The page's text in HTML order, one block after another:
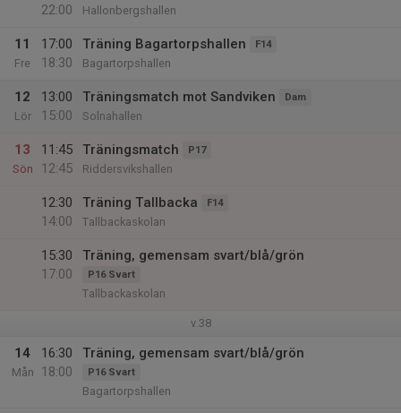
22:00
Hallonbergshallen
11
Fre
17:00
18:30
Träning Bagartorpshallen F14
Bagartorpshallen
12
Lör
13:00
15:00
Träningsmatch mot Sandviken Dam
Solnahallen
13
Sön
11:45
12:45
Träningsmatch P17
Riddersvikshallen
12:30
14:00
Träning Tallbacka F14
Tallbackaskolan
15:30
17:00
Träning, gemensam svart/blå/grön
P16 Svart
Tallbackaskolan
v.38
14
Mån
16:30
18:00
Träning, gemensam svart/blå/grön
P16 Svart
Bagartorpshallen